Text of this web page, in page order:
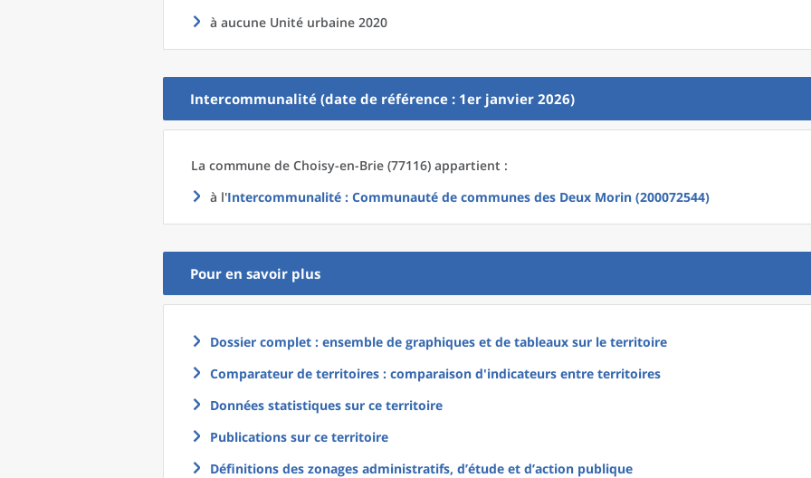
à aucune Unité urbaine 2020
Intercommunalité (date de référence : 1er janvier 2026)
La commune de Choisy-en-Brie (77116) appartient :
à l'Intercommunalité : Communauté de communes des Deux Morin (200072544)
Pour en savoir plus
Dossier complet : ensemble de graphiques et de tableaux sur le territoire
Comparateur de territoires : comparaison d'indicateurs entre territoires
Données statistiques sur ce territoire
Publications sur ce territoire
Définitions des zonages administratifs, d’étude et d’action publique